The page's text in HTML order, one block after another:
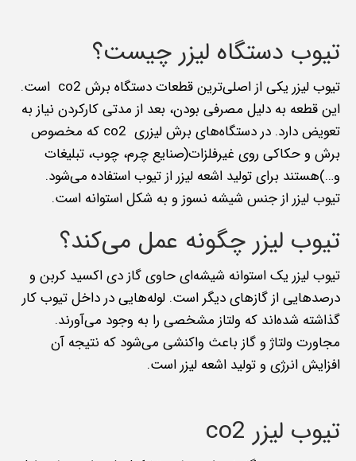
تیوب دستگاه لیزر چیست؟
تیوب لیزر یکی از اصلی‌ترین قطعات دستگاه برش co2 است.
این قطعه به دلیل مصرفی بودن، بعد از مدتی کارکردن نیاز به
تعویض دارد. در دستگاه‌های برش لیزری co2 که مخصوص
برش و حکاکی روی غیرفلزات(صنایع چرم، چوب، تبلیغات
و…)هستند برای تولید اشعه لیزر از تیوب استفاده می‌شود.
تیوب لیزر از جنس شیشه نسوز و به شکل استوانه است.
تیوب لیزر چگونه عمل می‌کند؟
تیوب لیزر یک استوانه شیشه‌ای حاوی گاز دی اکسید کربن و
درصدهایی از گازهای دیگر است. لوله‌هایی در داخل تیوب کار
گذاشته شده‌اند که ولتاز مشخصی را به وجود می‌آورند.
مجاورت ولتاژ و گاز باعث واکنشی می‌شود که نتیجه آن
افزایش انرژی و تولید اشعه لیزر است.
تیوب لیزر co2